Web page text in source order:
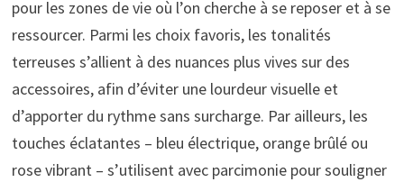
pour les zones de vie où l’on cherche à se reposer et à se
ressourcer. Parmi les choix favoris, les tonalités
terreuses s’allient à des nuances plus vives sur des
accessoires, afin d’éviter une lourdeur visuelle et
d’apporter du rythme sans surcharge. Par ailleurs, les
touches éclatantes – bleu électrique, orange brûlé ou
rose vibrant – s’utilisent avec parcimonie pour souligner